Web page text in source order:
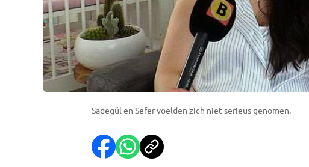
Sadegül en Sefer voelden zich niet serieus genomen.